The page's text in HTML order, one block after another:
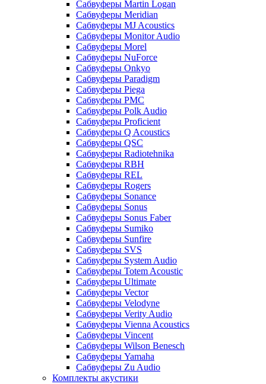
Сабвуферы Martin Logan
Сабвуферы Meridian
Сабвуферы MJ Acoustics
Сабвуферы Monitor Audio
Сабвуферы Morel
Сабвуферы NuForce
Сабвуферы Onkyo
Сабвуферы Paradigm
Сабвуферы Piega
Сабвуферы PMC
Сабвуферы Polk Audio
Сабвуферы Proficient
Сабвуферы Q Acoustics
Сабвуферы QSC
Сабвуферы Radiotehnika
Сабвуферы RBH
Сабвуферы REL
Сабвуферы Rogers
Сабвуферы Sonance
Сабвуферы Sonus
Сабвуферы Sonus Faber
Сабвуферы Sumiko
Сабвуферы Sunfire
Сабвуферы SVS
Сабвуферы System Audio
Сабвуферы Totem Acoustic
Сабвуферы Ultimate
Сабвуферы Vector
Сабвуферы Velodyne
Сабвуферы Verity Audio
Сабвуферы Vienna Acoustics
Сабвуферы Vincent
Сабвуферы Wilson Benesch
Сабвуферы Yamaha
Сабвуферы Zu Audio
Комплекты акустики